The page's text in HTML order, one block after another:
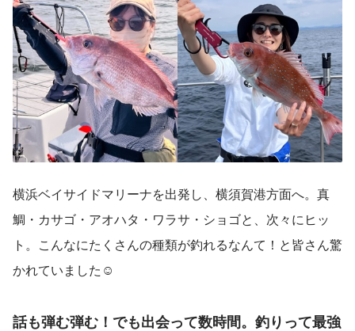
横浜ベイサイドマリーナを出発し、横須賀港方面へ。真
鯛・カサゴ・アオハタ・ワラサ・ショゴと、次々にヒッ
ト。こんなにたくさんの種類が釣れるなんて！と皆さん驚
かれていました☺
話も弾む弾む！でも出会って数時間。釣りって最強